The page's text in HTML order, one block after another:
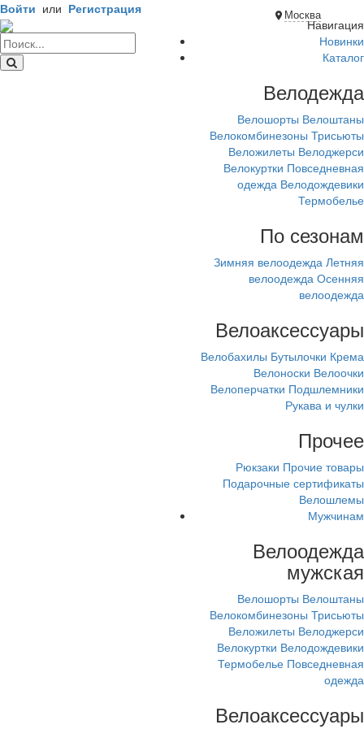
Москва
Войти или Регистрация
Навигация
Новинки
Каталог
Велодежда
Велошорты Велоштаны
Велокомбинезоны Трисьюты
Веложилеты Велоджерси
Велокуртки Повседневная
одежда Велодождевики
Термобелье
По сезонам
Зимняя велоодежда Летняя
велоодежда Осенняя
велоодежда
Велоаксессуары
Велобахилы Бутылочки Крема
Велоноски Велоочки
Велоперчатки Подшлемники
Рукава и чулки
Прочее
Рюкзаки Прочие товары
Подарочные сертификаты
Велошлемы
Мужчинам
Велоодежда
мужская
Велошорты Велоштаны
Велокомбинезоны Трисьюты
Веложилеты Велоджерси
Велокуртки Велодождевики
Термобелье Повседневная
одежда
Велоаксессуары